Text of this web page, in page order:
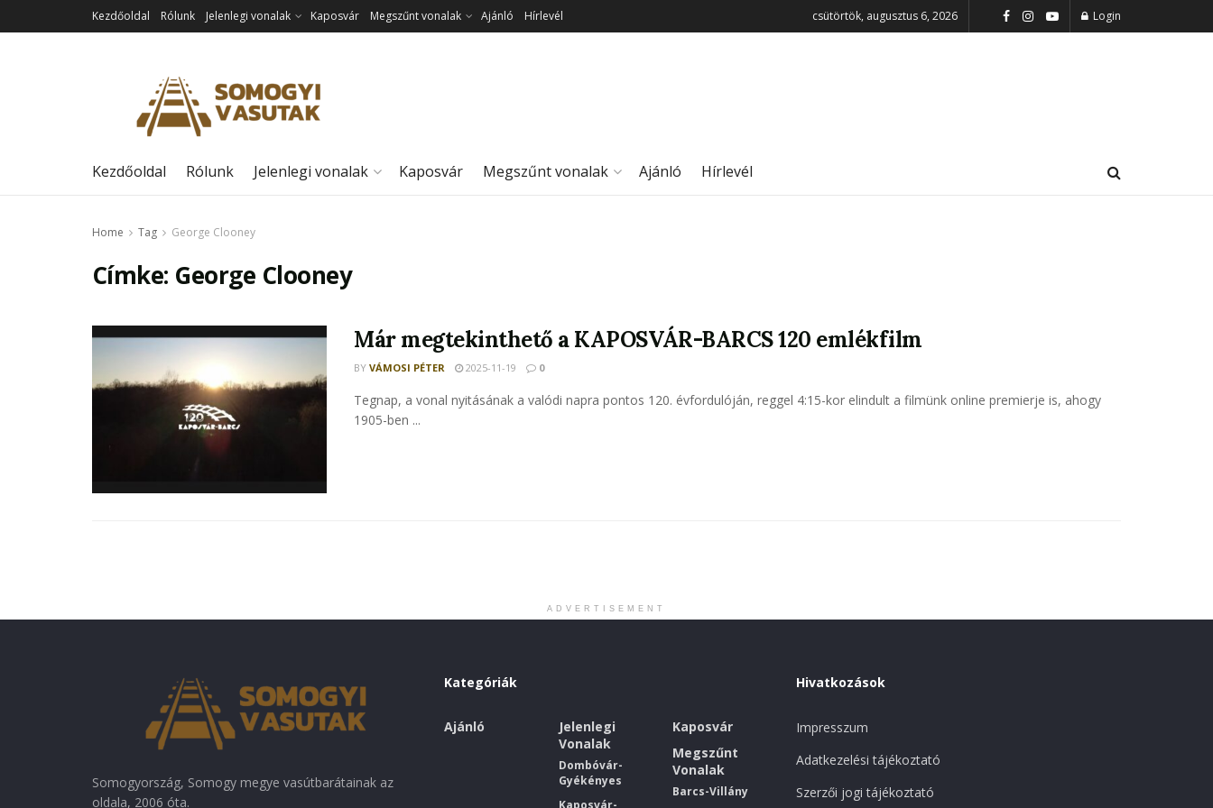
Kezdőoldal Rólunk Jelenlegi vonalak Kaposvár Megszűnt vonalak Ajánló Hírlevél csütörtök, augusztus 6, 2026 Login
Kezdőoldal Rólunk Jelenlegi vonalak Kaposvár Megszűnt vonalak Ajánló Hírlevél
Home Tag George Clooney
Címke: George Clooney
Már megtekinthető a KAPOSVÁR-BARCS 120 emlékfilm
BY VÁMOSI PÉTER 2025-11-19 0
Tegnap, a vonal nyitásának a valódi napra pontos 120. évfordulóján, reggel 4:15-kor elindult a filmünk online premierje is, ahogy
1905-ben ...
ADVERTISEMENT
Somogyország, Somogy megye vasútbarátainak az
oldala, 2006 óta.
Kategóriák
Ajánló
Jelenlegi
Vonalak
Dombóvár-
Gyékényes
Kaposvár-
Kaposvár
Megszűnt
Vonalak
Barcs-Villány
Hivatkozások
Impresszum
Adatkezelési tájékoztató
Szerzői jogi tájékoztató